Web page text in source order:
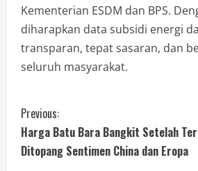
Kementerian ESDM dan BPS.
diharapkan data subsidi energi
transparan, tepat sasaran, dan
seluruh masyarakat.
Previous:
Harga Batu Bara Bangkit Setelah
Ditopang Sentimen China dan Eropa